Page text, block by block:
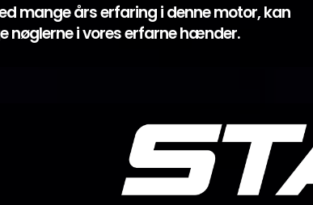
mange års erfaring i denne motor, kan
nøglerne i vores erfarne hænder.